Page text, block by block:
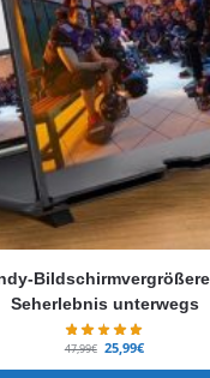
Seherlebnis unterwegs
47,99€ 25,99€